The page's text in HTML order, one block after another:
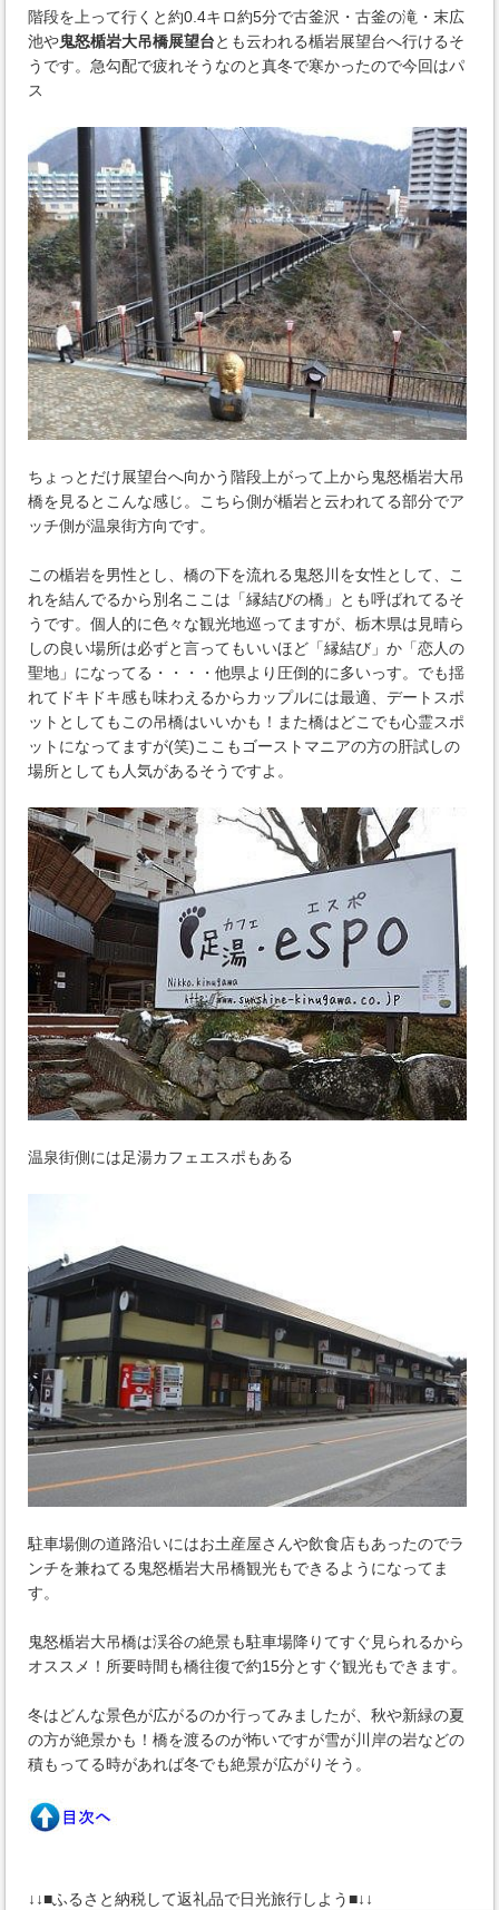
階段を上って行くと約0.4キロ約5分で古釜沢・古釜の滝・末広
池や鬼怒楯岩大吊橋展望台とも云われる楯岩展望台へ行けるそ
うです。急勾配で疲れそうなのと真冬で寒かったので今回はパ
ス
ちょっとだけ展望台へ向かう階段上がって上から鬼怒楯岩大吊
橋を見るとこんな感じ。こちら側が楯岩と云われてる部分でア
ッチ側が温泉街方向です。
この楯岩を男性とし、橋の下を流れる鬼怒川を女性として、こ
れを結んでるから別名ここは「縁結びの橋」とも呼ばれてるそ
うです。個人的に色々な観光地巡ってますが、栃木県は見晴ら
しの良い場所は必ずと言ってもいいほど「縁結び」か「恋人の
聖地」になってる・・・・他県より圧倒的に多いっす。でも揺
れてドキドキ感も味わえるからカップルには最適、デートスポ
ットとしてもこの吊橋はいいかも！また橋はどこでも心霊スポ
ットになってますが(笑)ここもゴーストマニアの方の肝試しの
場所としても人気があるそうですよ。
温泉街側には足湯カフェエスポもある
駐車場側の道路沿いにはお土産屋さんや飲食店もあったのでラ
ンチを兼ねてる鬼怒楯岩大吊橋観光もできるようになってま
す。
鬼怒楯岩大吊橋は渓谷の絶景も駐車場降りてすぐ見られるから
オススメ！所要時間も橋往復で約15分とすぐ観光もできます。
冬はどんな景色が広がるのか行ってみましたが、秋や新緑の夏
の方が絶景かも！橋を渡るのが怖いですが雪が川岸の岩などの
積もってる時があれば冬でも絶景が広がりそう。
↓↓■ふるさと納税して返礼品で日光旅行しよう■↓↓